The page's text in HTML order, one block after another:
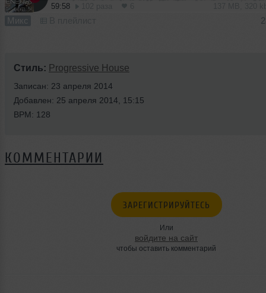
59:58
Микс
Стиль: Progressive House
Записан: 23 апреля 2014
Добавлен: 25 апреля 2014, 15:15
BPM: 128
КОММЕНТАРИИ
ЗАРЕГИСТРИРУЙТЕСЬ
Или
войдите на сайт
чтобы оставить комментарий